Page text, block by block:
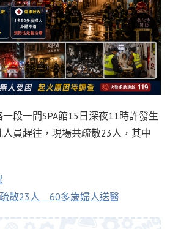
段一間SPA館15日深夜11時許發生
員趕往，現場共疏散23人，其中
疏散23人 60多歲婦人送醫